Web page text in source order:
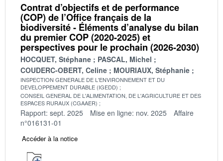
Contrat d’objectifs et de performance
(COP) de l’Office français de la
biodiversité - Éléments d’analyse du bilan
du premier COP (2020-2025) et
perspectives pour le prochain (2026-2030)
HOCQUET, Stéphane
PASCAL, Michel
COUDERC-OBERT, Celine
MOURIAUX, Stéphanie
INSPECTION GENERALE DE L'ENVIRONNEMENT ET DU
DEVELOPPEMENT DURABLE (IGEDD)
CONSEIL GENERAL DE L'ALIMENTATION, DE L'AGRICULTURE ET DES
ESPACES RURAUX (CGAAER)
Rapport: sept. 2025 Mise en ligne: nov. 2025
Affaire
n°016131-01
Accéder à la notice